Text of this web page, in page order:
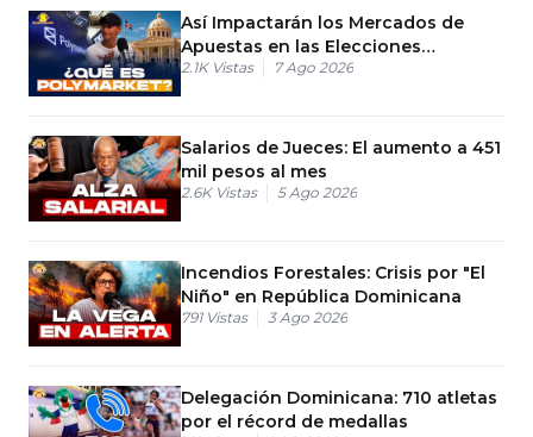
Así Impactarán los Mercados de
Apuestas en las Elecciones
Dominicanas
2.1K Vistas 7 Ago 2026
Salarios de Jueces: El aumento a 451
mil pesos al mes
2.6K Vistas 5 Ago 2026
Incendios Forestales: Crisis por "El
Niño" en República Dominicana
791 Vistas 3 Ago 2026
Delegación Dominicana: 710 atletas
por el récord de medallas